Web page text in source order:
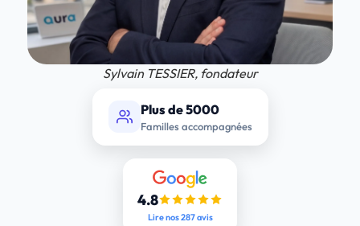
Sylvain TESSIER, fondateur
Plus de 5000
Familles accompagnées
4.8
Lire nos 287 avis